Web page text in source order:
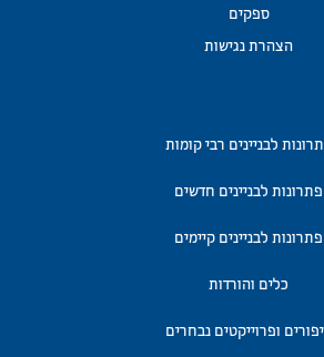
ספקים
הצהרת נגישות
לבניינים רבי קומות
פתרונות לבניינים חדשים
פתרונות לבניינים קיימים
כלים והורדות
ופרוייקטים נבחרים